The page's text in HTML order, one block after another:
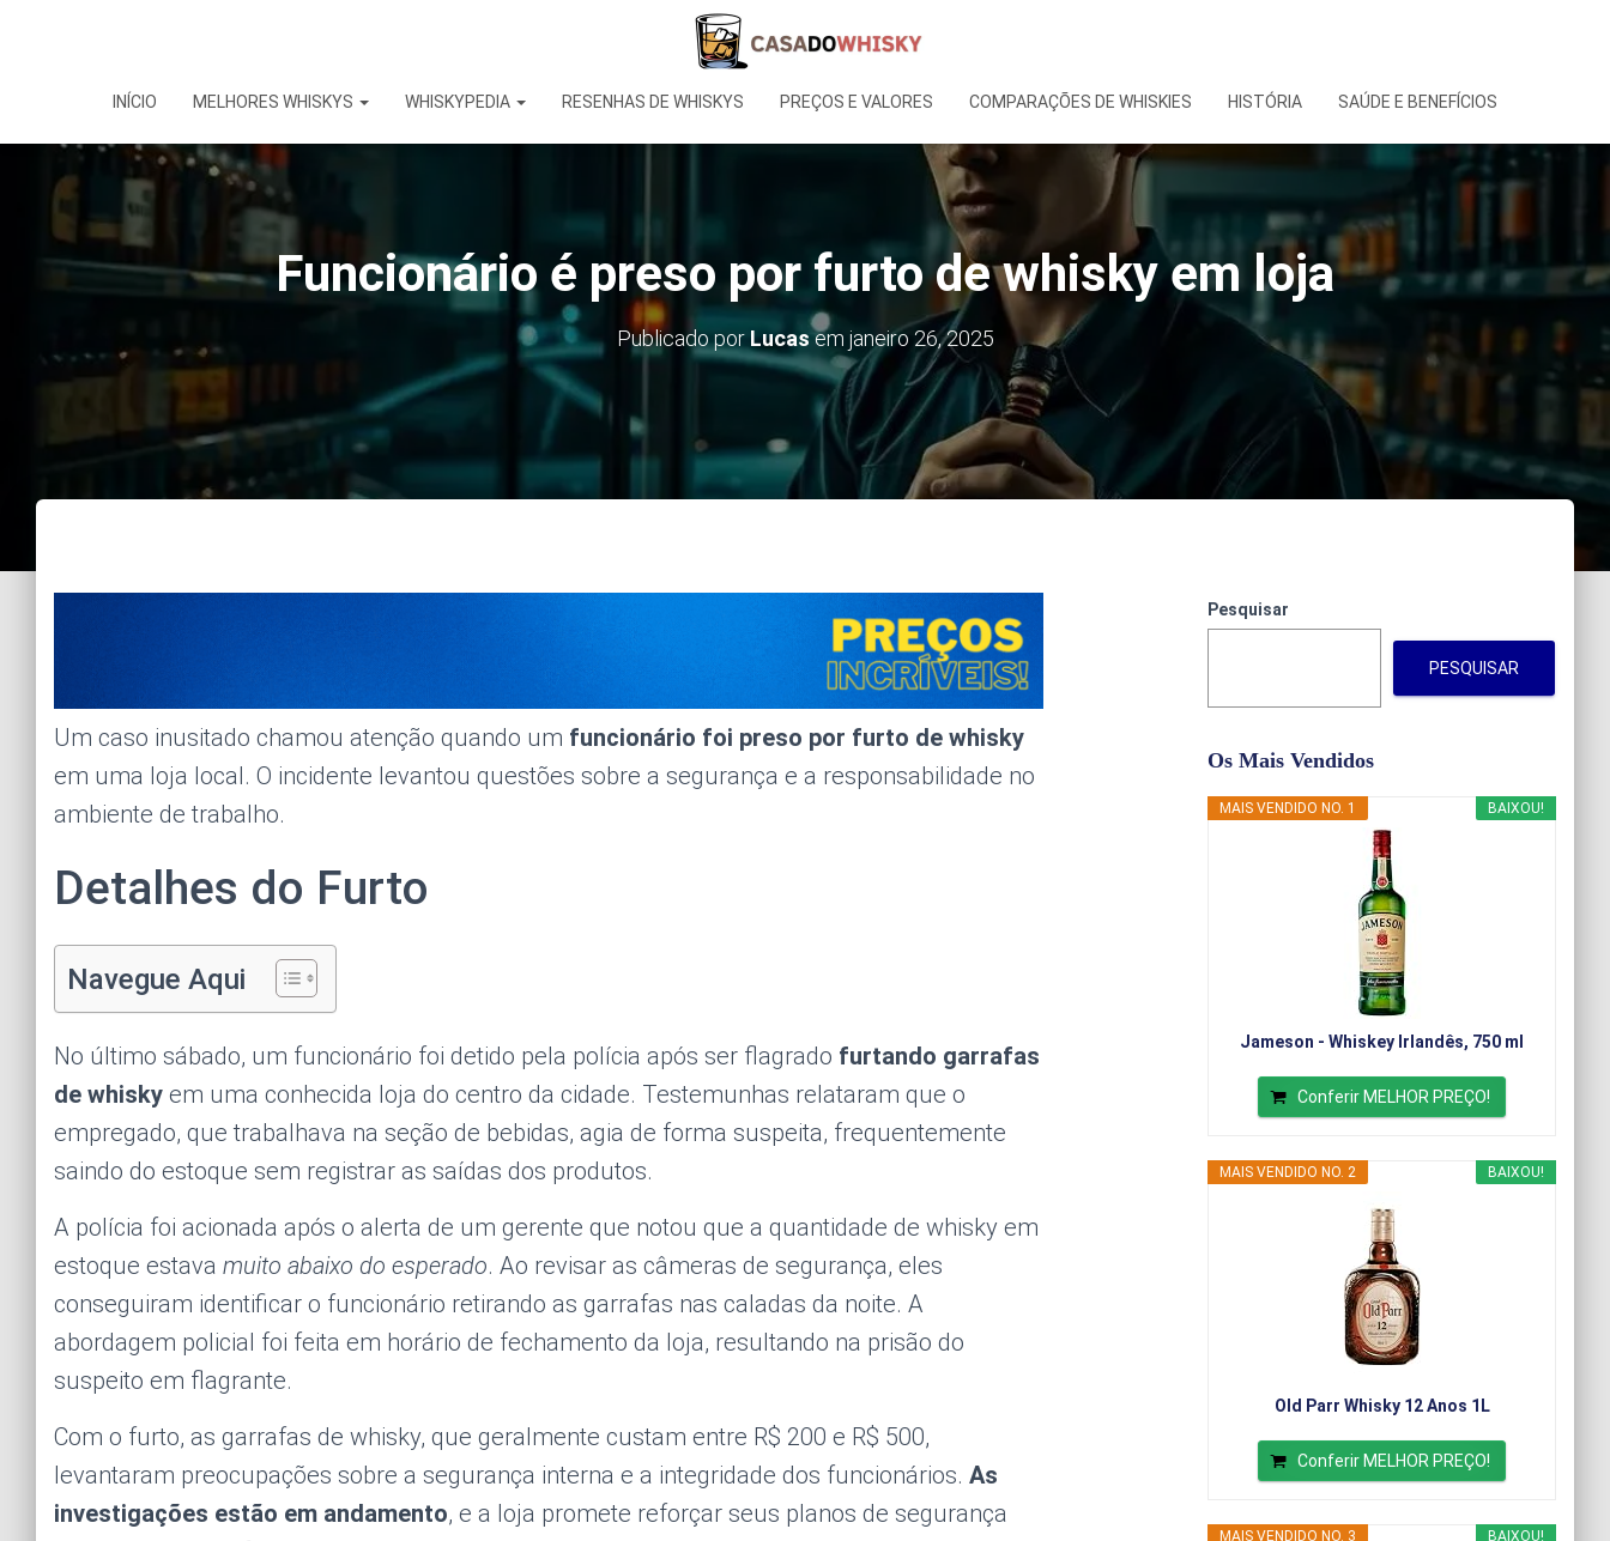
INÍCIO MELHORES WHISKYS WHISKYPEDIA RESENHAS DE WHISKYS PREÇOS E VALORES COMPARAÇÕES DE WHISKIES HISTÓRIA SAÚDE E BENEFÍCIOS
Funcionário é preso por furto de whisky em loja
Publicado por Lucasem janeiro 26, 2025
Um caso inusitado chamou atenção quando um funcionário foi preso por furto de whisky
em uma loja local. O incidente levantou questões sobre a segurança e a responsabilidade no
ambiente de trabalho.
Detalhes do Furto
Navegue Aqui
No último sábado, um funcionário foi detido pela polícia após ser flagrado furtando garrafas
de whisky em uma conhecida loja do centro da cidade. Testemunhas relataram que o
empregado, que trabalhava na seção de bebidas, agia de forma suspeita, frequentemente
saindo do estoque sem registrar as saídas dos produtos.
A polícia foi acionada após o alerta de um gerente que notou que a quantidade de whisky em
estoque estava muito abaixo do esperado. Ao revisar as câmeras de segurança, eles
conseguiram identificar o funcionário retirando as garrafas nas caladas da noite. A
abordagem policial foi feita em horário de fechamento da loja, resultando na prisão do
suspeito em flagrante.
Com o furto, as garrafas de whisky, que geralmente custam entre R$ 200 e R$ 500,
levantaram preocupações sobre a segurança interna e a integridade dos funcionários. As
investigações estão em andamento, e a loja promete reforçar seus planos de segurança
Pesquisar
PESQUISAR
Os Mais Vendidos
BAIXOU!
MAIS VENDIDO NO. 1
Jameson - Whiskey Irlandês, 750 ml
Conferir MELHOR PREÇO!
BAIXOU!
MAIS VENDIDO NO. 2
Old Parr Whisky 12 Anos 1L
Conferir MELHOR PREÇO!
BAIXOU!
MAIS VENDIDO NO. 3